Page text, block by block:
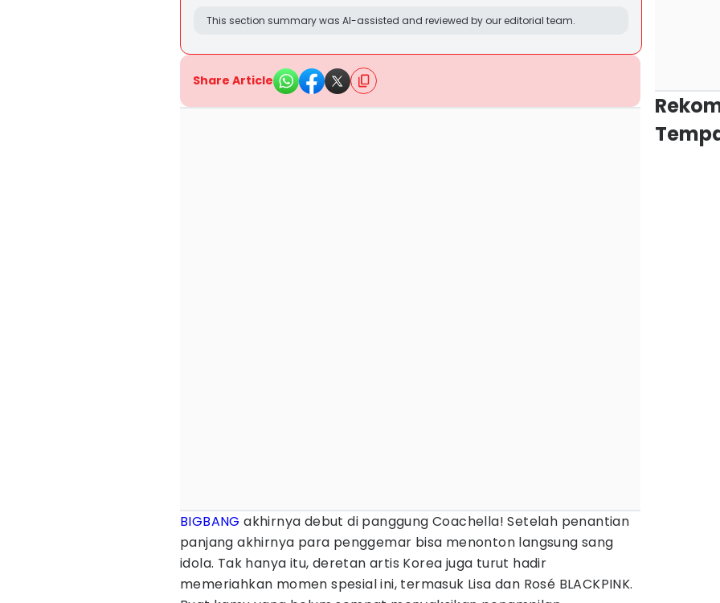
This section summary was AI-assisted and reviewed by our editorial team.
Share Article
BIGBANG akhirnya debut di panggung Coachella! Setelah penantian
panjang akhirnya para penggemar bisa menonton langsung sang
idola. Tak hanya itu, deretan artis Korea juga turut hadir
memeriahkan momen spesial ini, termasuk Lisa dan Rosé BLACKPINK.